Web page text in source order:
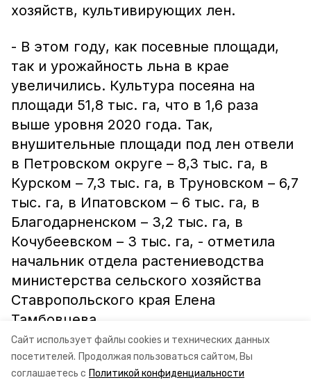
Сайт использует файлы cookies и технических данных
посетителей. Продолжая пользоваться сайтом, Вы
соглашаетесь с Политикой конфиденциальности
хозяйств, культивирующих лен.
- В этом году, как посевные площади,
так и урожайность льна в крае
увеличились. Культура посеяна на
площади 51,8 тыс. га, что в 1,6 раза
выше уровня 2020 года. Так,
внушительные площади под лен отвели
в Петровском округе – 8,3 тыс. га, в
Курском – 7,3 тыс. га, в Труновском – 6,7
тыс. га, в Ипатовском – 6 тыс. га, в
Благодарненском – 3,2 тыс. га, в
Кочубеевском – 3 тыс. га, - отметила
начальник отдела растениеводства
министерства сельского хозяйства
Ставропольского края Елена
Тамбовцева.
Информация, фото: минсельхоз СК